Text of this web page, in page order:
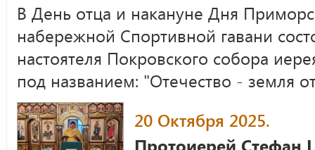
В День отца и накануне Дня
набережной Спортивной гавани
настоятеля Покровского собора
под названием: "Отечество - земля
20 Октября 2025.
Протоиерей Стефан